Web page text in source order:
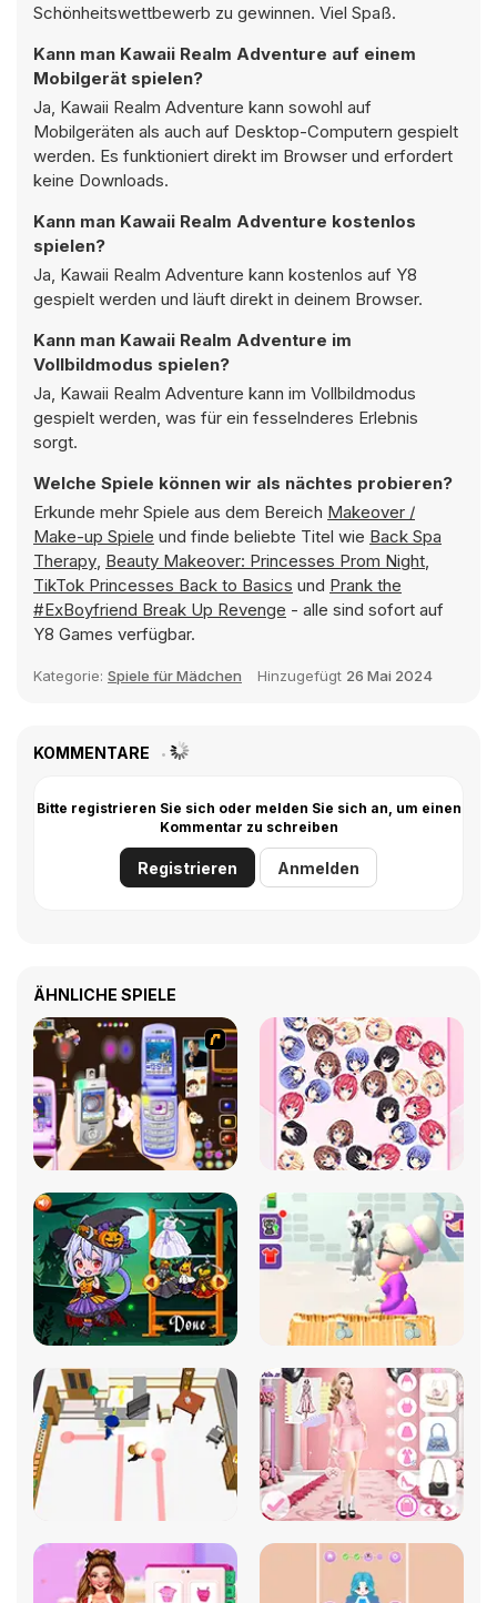
Schönheitswettbewerb zu gewinnen. Viel Spaß.
Kann man Kawaii Realm Adventure auf einem
Mobilgerät spielen?
Ja, Kawaii Realm Adventure kann sowohl auf
Mobilgeräten als auch auf Desktop-Computern gespielt
werden. Es funktioniert direkt im Browser und erfordert
keine Downloads.
Kann man Kawaii Realm Adventure kostenlos
spielen?
Ja, Kawaii Realm Adventure kann kostenlos auf Y8
gespielt werden und läuft direkt in deinem Browser.
Kann man Kawaii Realm Adventure im
Vollbildmodus spielen?
Ja, Kawaii Realm Adventure kann im Vollbildmodus
gespielt werden, was für ein fesselnderes Erlebnis
sorgt.
Welche Spiele können wir als nächtes probieren?
Erkunde mehr Spiele aus dem Bereich Makeover /
Make-up Spiele und finde beliebte Titel wie Back Spa
Therapy, Beauty Makeover: Princesses Prom Night,
TikTok Princesses Back to Basics und Prank the
#ExBoyfriend Break Up Revenge - alle sind sofort auf
Y8 Games verfügbar.
Kategorie: Spiele für Mädchen Hinzugefügt 26 Mai 2024
KOMMENTARE
Bitte registrieren Sie sich oder melden Sie sich an, um einen
Kommentar zu schreiben
Registrieren Anmelden
ÄHNLICHE SPIELE